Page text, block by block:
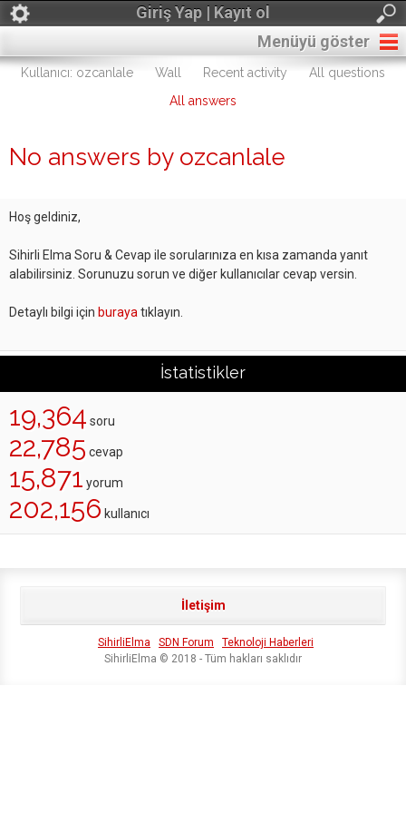
Giriş Yap | Kayıt ol
Menüyü göster
Kullanıcı: ozcanlale Wall Recent activity
All questions
All answers
No answers by ozcanlale
Hoş geldiniz,
Sihirli Elma Soru & Cevap ile sorularınıza en kısa zamanda yanıt
alabilirsiniz. Sorunuzu sorun ve diğer kullanıcılar cevap versin.
Detaylı bilgi için buraya tıklayın.
İstatistikler
19,364 soru
22,785 cevap
15,871 yorum
202,156 kullanıcı
İletişim
SihirliElma SDN Forum
Teknoloji Haberleri
SihirliElma © 2018 - Tüm hakları saklıdır